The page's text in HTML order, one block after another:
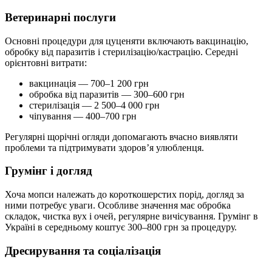
Ветеринарні послуги
Основні процедури для цуценяти включають вакцинацію,
обробку від паразитів і стерилізацію/кастрацію. Середні
орієнтовні витрати:
вакцинація — 700–1 200 грн
обробка від паразитів — 300–600 грн
стерилізація — 2 500–4 000 грн
чіпування — 400–700 грн
Регулярні щорічні огляди допомагають вчасно виявляти
проблеми та підтримувати здоров’я улюбленця.
Грумінг і догляд
Хоча мопси належать до короткошерстих порід, догляд за
ними потребує уваги. Особливе значення має обробка
складок, чистка вух і очей, регулярне вичісування. Грумінг в
Україні в середньому коштує 300–800 грн за процедуру.
Дресирування та соціалізація